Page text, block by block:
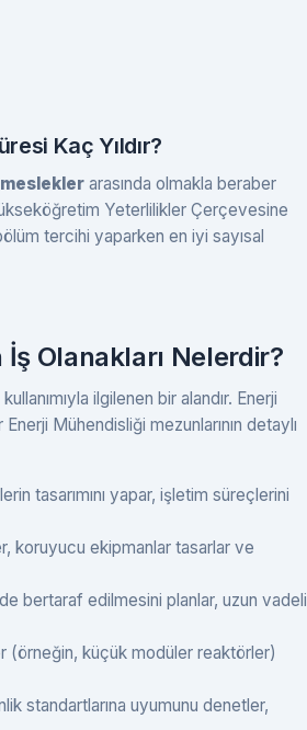
Kaç Yıldır?
meslekler arasında olmakla beraber
Yeterlilikler Çerçevesine
tercihi yaparken en iyi sayısal
Olanakları Nelerdir?
ilgilenen bir alandır. Enerji
Mühendisliği mezunlarının detaylı
tasarımını yapar, işletim süreçlerini
koruyucu ekipmanlar tasarlar ve
bertaraf edilmesini planlar, uzun vadeli
(örneğin, küçük modüler reaktörler)
standartlarına uyumunu denetler,